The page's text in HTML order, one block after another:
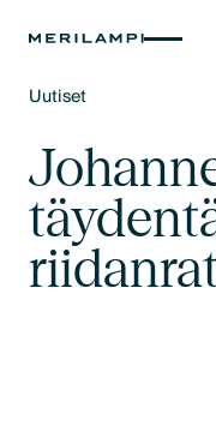
Uutiset